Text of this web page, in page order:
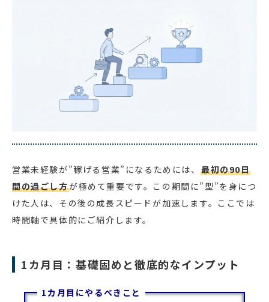
営業未経験が”稼げる営業”になるためには、 最初の90日
間の過ごし方が極めて重要です。この期間に”型”を身につ
けた人は、その後の成長スピードが加速します。ここでは
時間軸で具体的にご紹介します。
1カ月目：基礎固めと徹底的なインプット
1カ月目にやるべきこと